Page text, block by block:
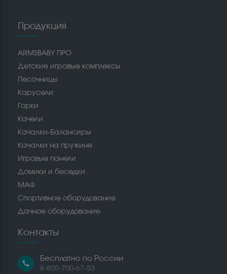
Продукция
ARMSBABY ПРО
Детские игровые комплексы
Песочницы
Карусели
Горки
Качели
Качалки-Балансиры
Качалки на пружине
Игровые панели
Домики и беседки
МАФ
Спортивное оборудование
Дачное оборудование
Контакты
call
Бесплатно по России
8-800-700-67-53